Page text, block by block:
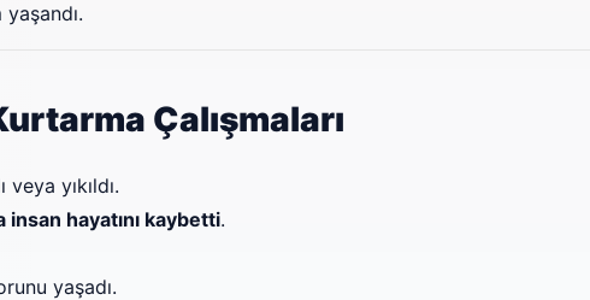
Çalışmaları
yıkıldı.
insan hayatını kaybetti.
yaşadı.